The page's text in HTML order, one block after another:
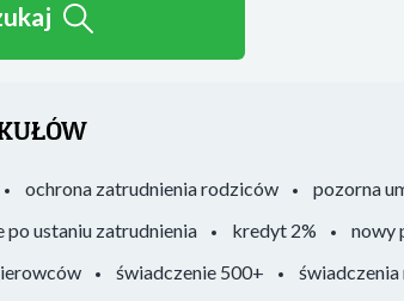
ochrona zatrudnienia rodziców pozorna
po ustaniu zatrudnienia
kredyt 2% nowy
świadczenie 500+